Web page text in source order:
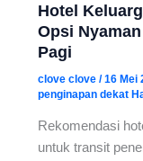
Hotel
Opsi
Pagi
clove clove /16 Mei
penginapan dekat
Rekomendasi
untuk transit